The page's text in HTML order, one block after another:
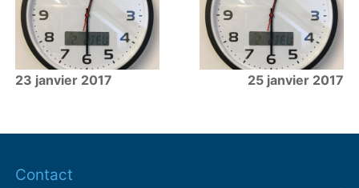
23 janvier 2017 25 janvier 2017
Contact